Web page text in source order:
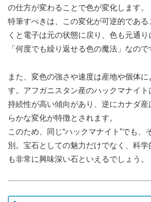
の仕方が変わることで色が変化します。
特筆すべきは、この変化が可逆的である
くと電子は元の状態に戻り、色も元通
「何度でも繰り返せる色の魔法」なので
また、変色の強さや速度は産地や個体に
す。アフガニスタン産のハックマナイ
持続性が高い傾向があり、逆にカナダ産
らかな変化が特徴とされます。
このため、同じ“ハックマナイト”でも、
別。宝石としての魅力だけでなく、科学
も非常に興味深い石といえるでしょう。